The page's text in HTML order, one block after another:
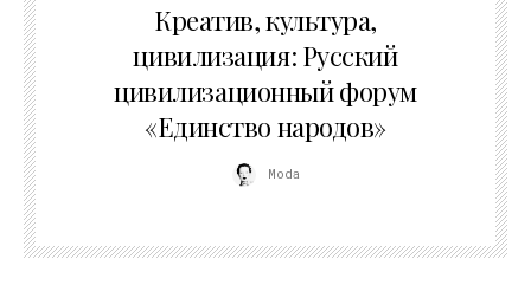
Креатив, культура,
цивилизация: Русский
цивилизационный форум
«Единство народов»
Moda